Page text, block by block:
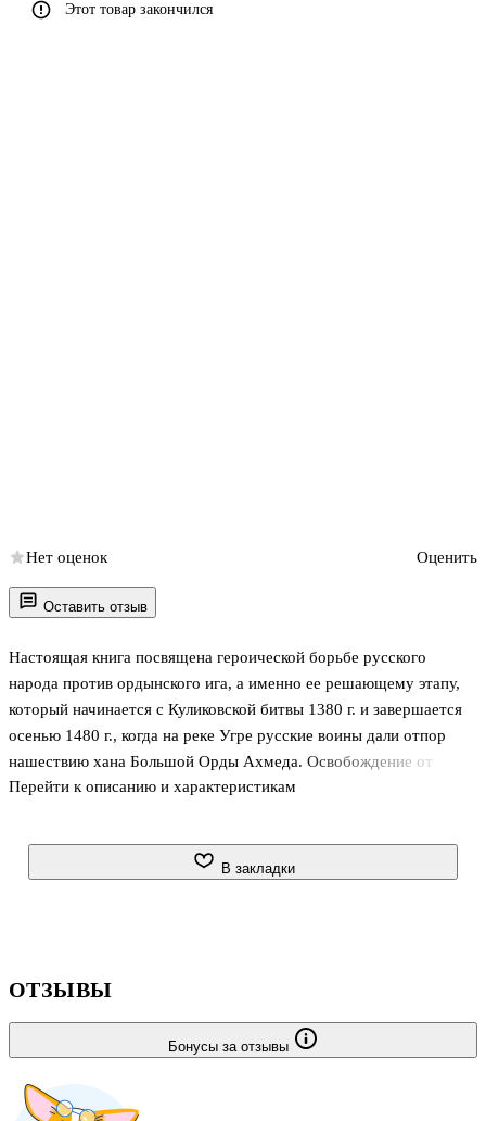
Оставить отзыв
Настоящая книга посвящена героической борьбе русского
народа против ордынского ига, а именно ее решающему этапу,
который начинается с Куликовской битвы 1380 г. и завершается
осенью 1480 г., когда на реке Угре русские воины дали отпор
нашествию хана Большой Орды Ахмеда. Освобождение от
иноземного гнета представлено автором книги как закономерный
согласно которой столетия монголо-татарского ига были не
Перейти к описанию и характеристикам
Этот товар закончился
Нет оценок Оценить
В закладки
ОТЗЫВЫ
Бонусы за отзывы